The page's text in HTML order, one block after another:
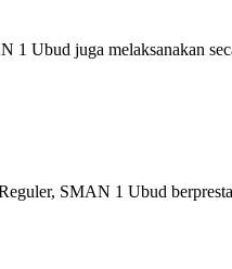
1 Ubud juga
SMAN 1 Ubud